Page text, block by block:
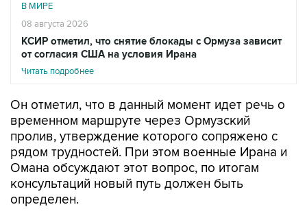
В МИРЕ
08 августа 2026
КСИР отметил, что снятие блокады с Ормуза зависит
от согласия США на условия Ирана
Читать подробнее
Он отметил, что в данный момент идет речь о
временном маршруте через Ормузский
пролив, утверждение которого сопряжено с
рядом трудностей. При этом военные Ирана и
Омана обсуждают этот вопрос, по итогам
консультаций новый путь должен быть
определен.